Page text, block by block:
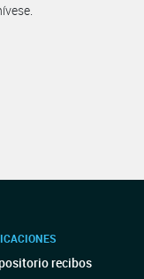
recibos